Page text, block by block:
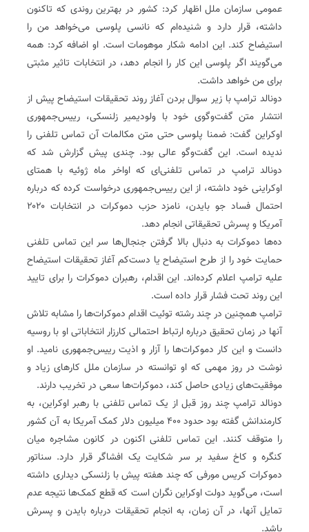
عمومی سازمان ملل اظهار کرد: کشور در بهترین روندی که تاکنون
داشته، قرار دارد و شنیده‌ام که نانسی پلوسی می‌خواهد من را
استیضاح کند. این ادامه شکار موهومات است. او اضافه کرد: همه
می‌گویند اگر پلوسی این کار را انجام دهد، در انتخابات تاثیر مثبتی
برای من خواهد داشت.
دونالد ترامپ با زیر سوال بردن آغاز روند تحقیقات استیضاح پیش از
انتشار متن گفت‌وگوی خود با ولودیمیر زلنسکی، رییس‌جمهوری
اوکراین گفت: ضمنا پلوسی حتی متن مکالمات آن تماس تلفنی را
ندیده است. این گفت‌وگو عالی بود. چندی پیش گزارش شد که
دونالد ترامپ در تماس تلفنی‌ای که اواخر ماه ژوئیه با همتای
اوکراینی خود داشته، از این رییس‌جمهوری درخواست کرده که درباره
احتمال فساد جو بایدن، نامزد حزب دموکرات در انتخابات ۲۰۲۰
آمریکا و پسرش تحقیقاتی انجام دهد.
ده‌ها دموکرات به دنبال بالا گرفتن جنجال‌ها سر این تماس تلفنی
حمایت خود را از طرح استیضاح یا دست‌کم آغاز تحقیقات استیضاح
علیه ترامپ اعلام کرده‌اند. این اقدام، رهبران دموکرات را برای تایید
این روند تحت فشار قرار داده است.
ترامپ همچنین در چند رشته توئیت اقدام دموکرات‌ها را مشابه تلاش
آنها در زمان تحقیق درباره ارتباط احتمالی کارزار انتخاباتی او با روسیه
دانست و این کار دموکرات‌ها را آزار و اذیت رییس‌جمهوری نامید. او
نوشت‌ در روز مهمی که او توانسته در سازمان ملل کارهای زیاد و
موفقیت‌های زیادی حاصل کند، دموکرات‌ها سعی در تخریب دارند.
دونالد ترامپ چند روز قبل از یک تماس تلفنی با رهبر اوکراین، به
کارمندانش گفته بود حدود ۴۰۰ میلیون دلار کمک آمریکا به آن کشور
را متوقف کنند. این تماس تلفنی اکنون در کانون مشاجره میان
کنگره و کاخ سفید بر سر شکایت یک افشاگر قرار دارد. سناتور
دموکرات کریس مورفی که چند هفته پیش با زلنسکی دیداری داشته
است، می‌گوید دولت اوکراین نگران است که قطع کمک‌ها نتیجه عدم
تمایل آنها، در آن زمان، به انجام تحقیقات درباره بایدن و پسرش